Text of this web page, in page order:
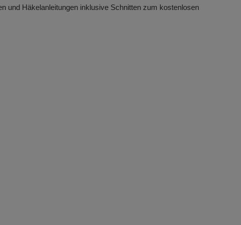
und Häkelanleitungen inklusive Schnitten zum kostenlosen